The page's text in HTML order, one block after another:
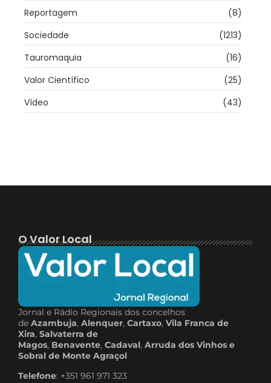
Reportagem
(8)
Sociedade
(1213)
Tauromaquia
(16)
Valor Científico
(25)
Vídeo
(43)
O Valor Local
Jornal e Rádio Regionais dos concelhos
de Azambuja, Alenquer, Cartaxo, Vila Franca de
Xira, Salvaterra de
Magos, Benavente, Cadaval, Arruda dos Vinhos e
Sobral de Monte Agraçol
Telefone: +351 961 971 323